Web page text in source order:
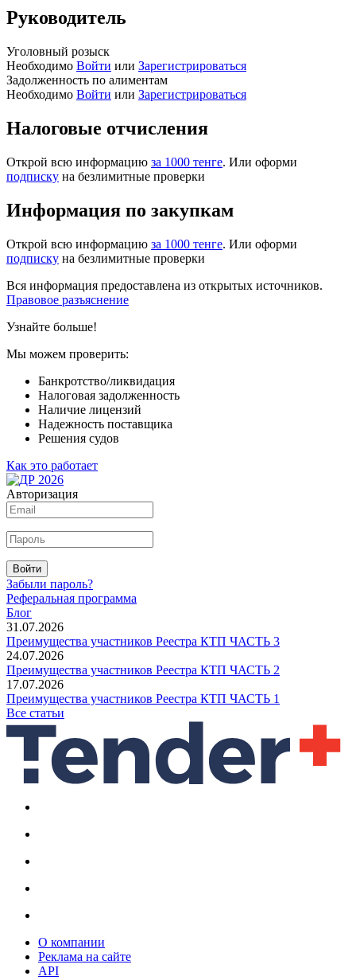
Руководитель
Уголовный розыск
Необходимо Войти или Зарегистрироваться
Задолженность по алиментам
Необходимо Войти или Зарегистрироваться
Налоговые отчисления
Открой всю информацию за 1000 тенге. Или оформи
подписку на безлимитные проверки
Информация по закупкам
Открой всю информацию за 1000 тенге. Или оформи
подписку на безлимитные проверки
Вся информация предоставлена из открытых источников.
Правовое разъяснение
Узнайте больше!
Мы можем проверить:
Банкротство/ликвидация
Налоговая задолженность
Наличие лицензий
Надежность поставщика
Решения судов
Как это работает
Авторизация
Войти
Забыли пароль?
Реферальная программа
Блог
31.07.2026
Преимущества участников Реестра КТП ЧАСТЬ 3
24.07.2026
Преимущества участников Реестра КТП ЧАСТЬ 2
17.07.2026
Преимущества участников Реестра КТП ЧАСТЬ 1
Все статьи
О компании
Реклама на сайте
API